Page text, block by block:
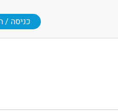
כניסה /